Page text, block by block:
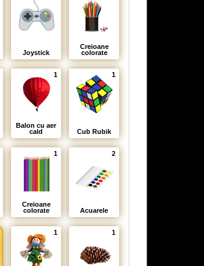
Joystick
Creioane
colorate
1
Balon cu aer
cald
1
Cub Rubik
1
Creioane
colorate
2
Acuarele
1 1